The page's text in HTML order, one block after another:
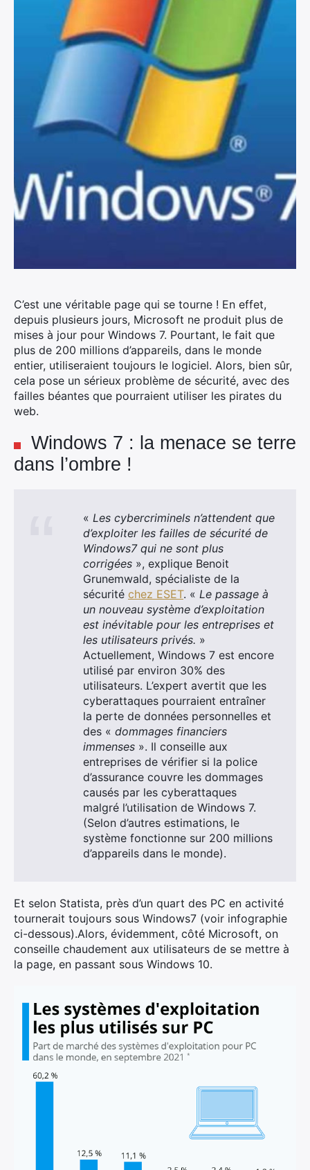
C’est une véritable page qui se tourne ! En effet,
depuis plusieurs jours, Microsoft ne produit plus de
mises à jour pour Windows 7. Pourtant, le fait que
plus de 200 millions d’appareils, dans le monde
entier, utiliseraient toujours le logiciel. Alors, bien sûr,
cela pose un sérieux problème de sécurité, avec des
failles béantes que pourraient utiliser les pirates du
web.
Windows 7 : la menace se terre
dans l’ombre !
« Les cybercriminels n’attendent que
d’exploiter les failles de sécurité de
Windows7 qui ne sont plus
corrigées », explique Benoit
Grunemwald, spécialiste de la
sécurité chez ESET. « Le passage à
un nouveau système d’exploitation
est inévitable pour les entreprises et
les utilisateurs privés. »
Actuellement, Windows 7 est encore
utilisé par environ 30% des
utilisateurs. L’expert avertit que les
cyberattaques pourraient entraîner
la perte de données personnelles et
des « dommages financiers
immenses ». Il conseille aux
entreprises de vérifier si la police
d’assurance couvre les dommages
causés par les cyberattaques
malgré l’utilisation de Windows 7.
(Selon d’autres estimations, le
système fonctionne sur 200 millions
d’appareils dans le monde).
Et selon Statista, près d’un quart des PC en activité
tournerait toujours sous Windows7 (voir infographie
ci-dessous).Alors, évidemment, côté Microsoft, on
conseille chaudement aux utilisateurs de se mettre à
la page, en passant sous Windows 10.